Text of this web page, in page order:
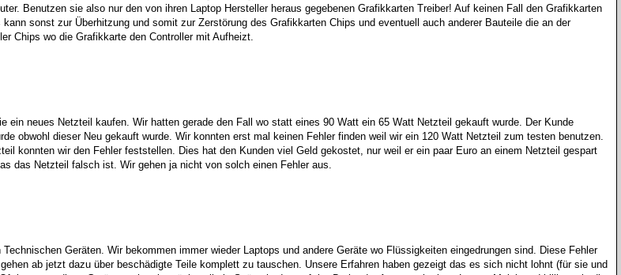
Benutzen sie also nur den von ihren Laptop Hersteller heraus gegebenen Grafikkarten Treiber! Auf keinen Fall den Grafikkarten
sonst zur Überhitzung und somit zur Zerstörung des Grafikkarten Chips und eventuell auch anderer Bauteile die an der
Chips wo die Grafikkarte den Controller mit Aufheizt.
ein neues Netzteil kaufen. Wir hatten gerade den Fall wo statt eines 90 Watt ein 65 Watt Netzteil gekauft wurde. Der Kunde
obwohl dieser Neu gekauft wurde. Wir konnten erst mal keinen Fehler finden weil wir ein 120 Watt Netzteil zum testen benutzen.
konnten wir den Fehler feststellen. Dies hat den Kunden viel Geld gekostet, nur weil er ein paar Euro an einem Netzteil gespart
das Netzteil falsch ist. Wir gehen ja nicht von solch einen Fehler aus.
Geräten. Wir bekommen immer wieder Laptops und andere Geräte wo Flüssigkeiten eingedrungen sind. Diese Fehler
ab jetzt dazu über beschädigte Teile komplett zu tauschen. Unsere Erfahren haben gezeigt das es sich nicht lohnt (für sie und